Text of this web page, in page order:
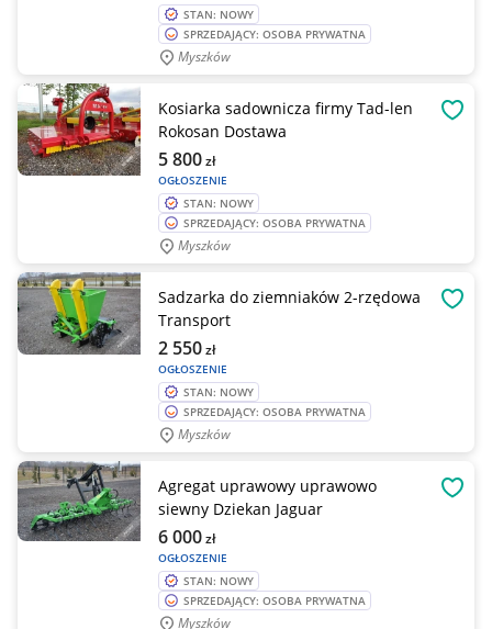
STAN: NOWY
SPRZEDAJĄCY: OSOBA PRYWATNA
Myszków
Kosiarka sadownicza firmy Tad-len
Rokosan Dostawa
OGŁOSZENIE
5 800zł
STAN: NOWY
SPRZEDAJĄCY: OSOBA PRYWATNA
Myszków
Sadzarka do ziemniaków 2-rzędowa
Transport
OGŁOSZENIE
2 550zł
STAN: NOWY
SPRZEDAJĄCY: OSOBA PRYWATNA
Myszków
Agregat uprawowy uprawowo
siewny Dziekan Jaguar
OGŁOSZENIE
6 000zł
STAN: NOWY
SPRZEDAJĄCY: OSOBA PRYWATNA
Myszków